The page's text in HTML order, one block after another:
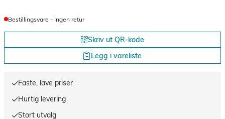
Bestillingsvare - Ingen retur
Skriv ut QR-kode
Legg i vareliste
Faste, lave priser
Hurtig levering
Stort utvalg